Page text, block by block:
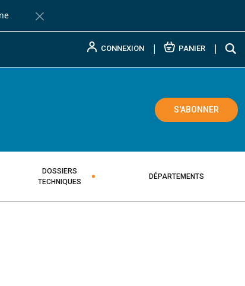
Fermer la barre de notification
CONNEXION PANIER
S'ABONNER
DOSSIERS
TECHNIQUES
DÉPARTEMENTS